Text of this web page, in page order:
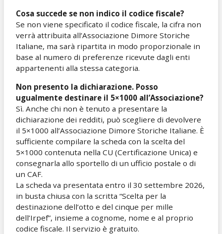
Cosa succede se non indico il codice fiscale?
Se non viene specificato il codice fiscale, la cifra non
verrà attribuita all’Associazione Dimore Storiche
Italiane, ma sarà ripartita in modo proporzionale in
base al numero di preferenze ricevute dagli enti
appartenenti alla stessa categoria.
Non presento la dichiarazione. Posso
ugualmente destinare il 5×1000 all’Associazione?
Sì. Anche chi non è tenuto a presentare la
dichiarazione dei redditi, può scegliere di devolvere
il 5×1000 all’Associazione Dimore Storiche Italiane. È
sufficiente compilare la scheda con la scelta del
5×1000 contenuta nella CU (Certificazione Unica) e
consegnarla allo sportello di un ufficio postale o di
un CAF.
La scheda va presentata entro il 30 settembre 2026,
in busta chiusa con la scritta “Scelta per la
destinazione dell’otto e del cinque per mille
dell’Irpef”, insieme a cognome, nome e al proprio
codice fiscale. Il servizio è gratuito.